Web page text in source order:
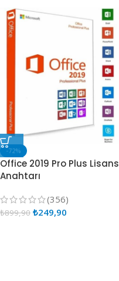
-72%
Office 2019 Pro Plus Lisans
Anahtarı
(356)
₺899,90 ₺249,90